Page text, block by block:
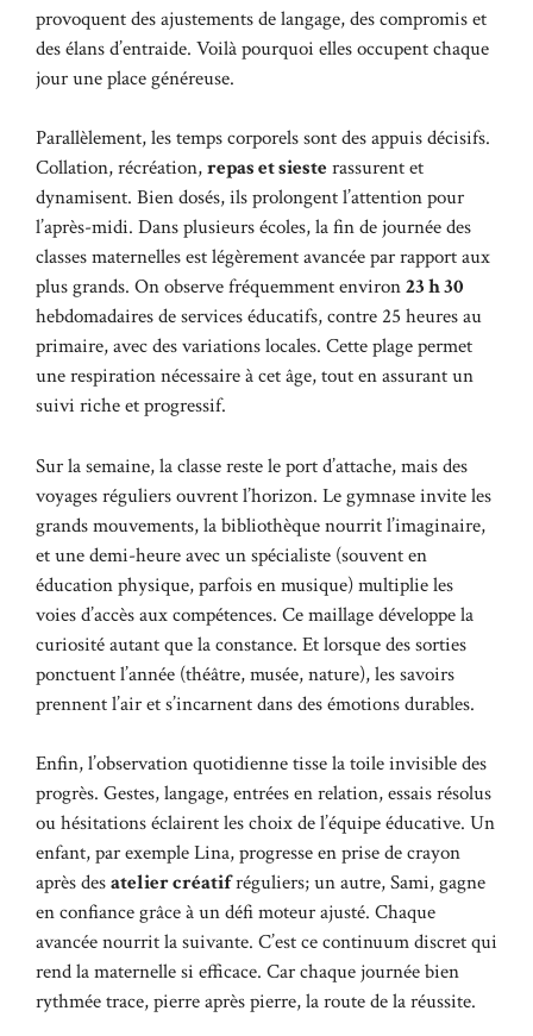
provoquent des ajustements de langage, des compromis et
des élans d’entraide. Voilà pourquoi elles occupent chaque
jour une place généreuse.
Parallèlement, les temps corporels sont des appuis décisifs.
Collation, récréation,repas et siesterassurent et
dynamisent. Bien dosés, ils prolongent l’attention pour
l’après-midi. Dans plusieurs écoles, la fin de journée des
classes maternelles est légèrement avancée par rapport aux
plus grands. On observe fréquemment environ23 h 30
hebdomadaires de services éducatifs, contre 25 heures au
primaire, avec des variations locales. Cette plage permet
une respiration nécessaire à cet âge, tout en assurant un
suivi riche et progressif.
Sur la semaine, la classe reste le port d’attache, mais des
voyages réguliers ouvrent l’horizon. Le gymnase invite les
grands mouvements, la bibliothèque nourrit l’imaginaire,
et une demi-heure avec un spécialiste (souvent en
éducation physique, parfois en musique) multiplie les
voies d’accès aux compétences. Ce maillage développe la
curiosité autant que la constance. Et lorsque des sorties
ponctuent l’année (théâtre, musée, nature), les savoirs
prennent l’air et s’incarnent dans des émotions durables.
Enfin, l’observation quotidienne tisse la toile invisible des
progrès. Gestes, langage, entrées en relation, essais résolus
ou hésitations éclairent les choix de l’équipe éducative. Un
enfant, par exemple Lina, progresse en prise de crayon
après desatelier créatifréguliers; un autre, Sami, gagne
en confiance grâce à un défi moteur ajusté. Chaque
avancée nourrit la suivante. C’est ce continuum discret qui
rend la maternelle si efficace. Car chaque journée bien
rythmée trace, pierre après pierre, la route de la réussite.